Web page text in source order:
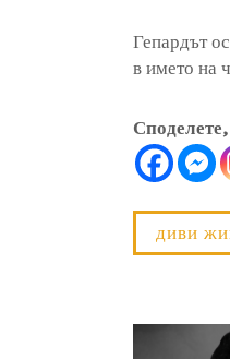
Гепардът
в името на
диви